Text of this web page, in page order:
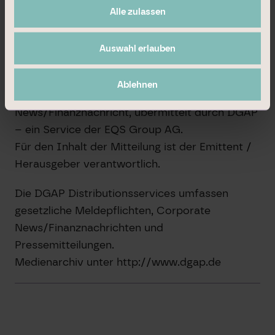
Alle zulassen
Auswahl erlauben
Ablehnen
60311 Frankfurt am Main
Fon +49 69 9454858-1492
News/Finanznachricht, übermittelt durch DGAP
– ein Service der EQS Group AG.
Für den Inhalt der Mitteilung ist der Emittent /
Herausgeber verantwortlich.
Die DGAP Distributionsservices umfassen
gesetzliche Meldepflichten, Corporate
News/Finanznachrichten und
Pressemitteilungen.
Medienarchiv unter http://www.dgap.de